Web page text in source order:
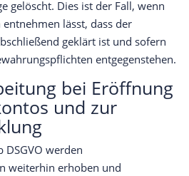
gelöscht. Dies ist der Fall, wenn
lässt, dass der
geklärt ist und sofern
entgegenstehen.
bei Eröffnung
und zur
DSGVO werden
weiterhin erhoben und